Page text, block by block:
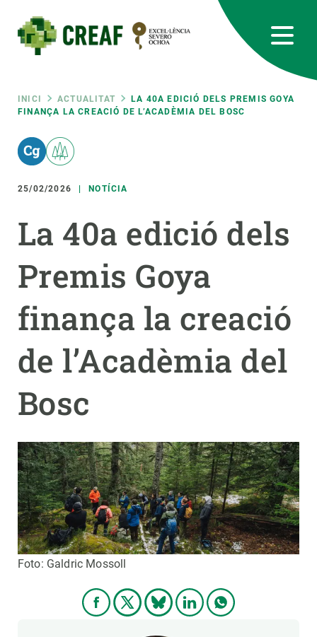
contingut
Fil
d'ariadna
INICI ACTUALITAT
LA 40A EDICIÓ DELS PREMIS GOYA
FINANÇA LA CREACIÓ DE L’ACADÈMIA DEL BOSC
25/02/2026 NOTÍCIA
La 40a edició dels
Premis Goya
finança la creació
de l’Acadèmia del
Bosc
Foto: Galdric Mossoll
RRSS
Featured
responsive
INTRANET
Responsive
menu
RECERCA
CIÈNCIA EN ACCIÓ
UNEIX-TE A NOSALTRES
PARTICIPA